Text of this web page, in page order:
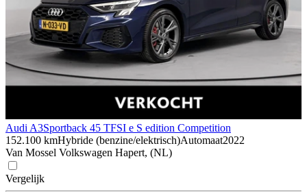
Audi A3Sportback 45 TFSI e S edition Competition
152.100 kmHybride (benzine/elektrisch)Automaat2022
Van Mossel Volkswagen Hapert, (NL)
Vergelijk